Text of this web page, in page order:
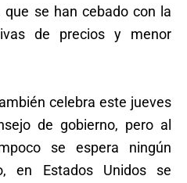
se han cebado con la
de precios y menor
celebra este jueves
de gobierno, pero al
se espera ningún
en Estados Unidos se